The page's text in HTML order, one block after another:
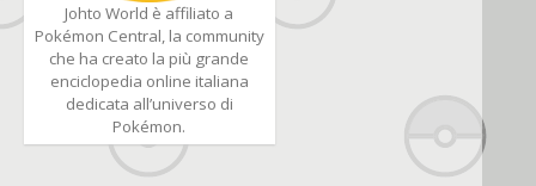
Johto World è affiliato a
Pokémon Central, la community
che ha creato la più grande
enciclopedia online italiana
dedicata all’universo di
Pokémon.